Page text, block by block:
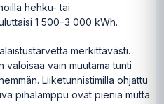
hehku- tai
1 500–3 000 kWh.
merkittävästi.
valoisaa vain muutama tunti
Liiketunnistimilla ohjattu
pihalamppu ovat pieniä mutta